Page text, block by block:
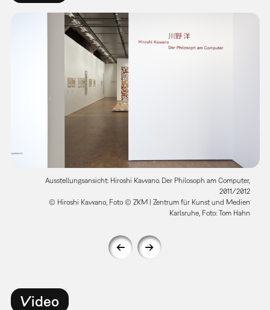
Ausstellungsansicht: Hiroshi Kawano. Der Philosoph am Computer,
2011/2012
© Hiroshi Kawano, Foto © ZKM | Zentrum für Kunst und Medien
Karlsruhe, Foto: Tom Hahn
Video